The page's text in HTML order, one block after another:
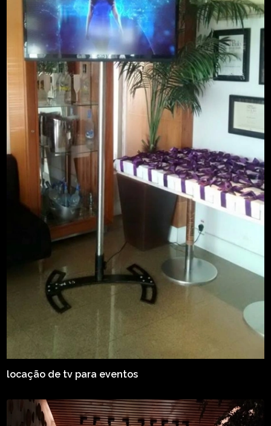
locação de tv para eventos